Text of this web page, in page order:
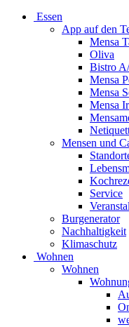
Essen
App auf den
Mensa
Oliva
Bistro
Mensa
Mensa
Mensa
Mensen und
Service
Burgenerator
Nachhaltigkeit
Klimaschutz
Wohnen
Wohnen